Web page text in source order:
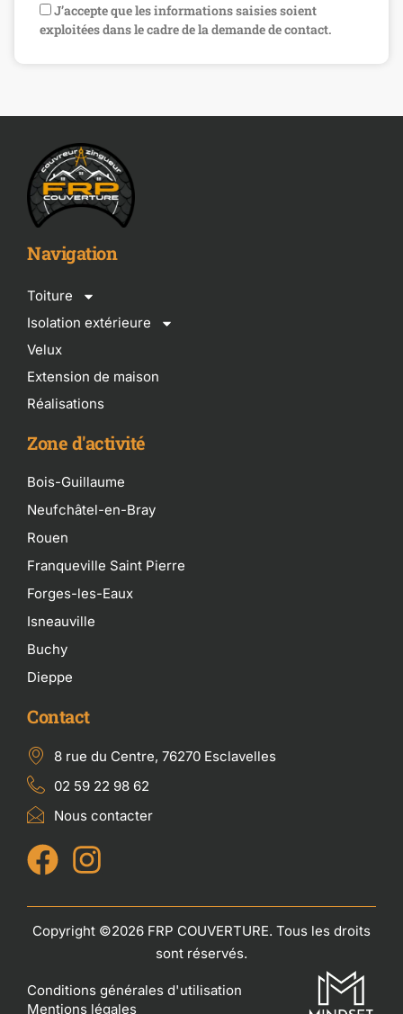
J’accepte que les informations saisies soient
exploitées dans le cadre de la demande de contact.
Navigation
Toiture
Isolation extérieure
Velux
Extension de maison
Réalisations
Zone d'activité
Bois-Guillaume
Neufchâtel-en-Bray
Rouen
Franqueville Saint Pierre
Forges-les-Eaux
Isneauville
Buchy
Dieppe
Contact
8 rue du Centre, 76270 Esclavelles
02 59 22 98 62
Nous contacter
Copyright ©2026 FRP COUVERTURE. Tous les droits
sont réservés.
Conditions générales d'utilisation
Mentions légales